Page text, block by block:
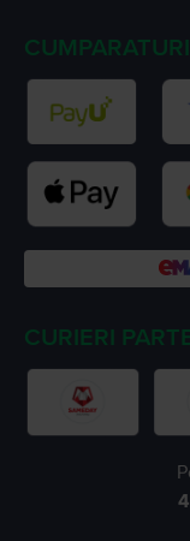
CURIERI